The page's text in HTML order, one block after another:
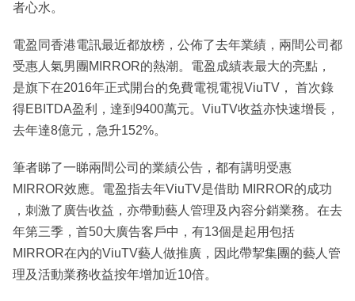
者心水。
電盈同香港電訊最近都放榜，公佈了去年業績，兩間公司都
受惠人氣男團MIRROR的熱潮。電盈成績表最大的亮點，
是旗下在2016年正式開台的免費電視電視ViuTV， 首次錄
得EBITDA盈利，達到9400萬元。ViuTV收益亦快速增長，
去年達8億元，急升152%。
筆者睇了一睇兩間公司的業績公告，都有講明受惠
MIRROR效應。電盈指去年ViuTV是借助 MIRROR的成功
，刺激了廣告收益，亦帶動藝人管理及內容分銷業務。在去
年第三季，首50大廣告客戶中，有13個是起用包括
MIRROR在內的ViuTV藝人做推廣，因此帶挈集團的藝人管
理及活動業務收益按年增加近10倍。